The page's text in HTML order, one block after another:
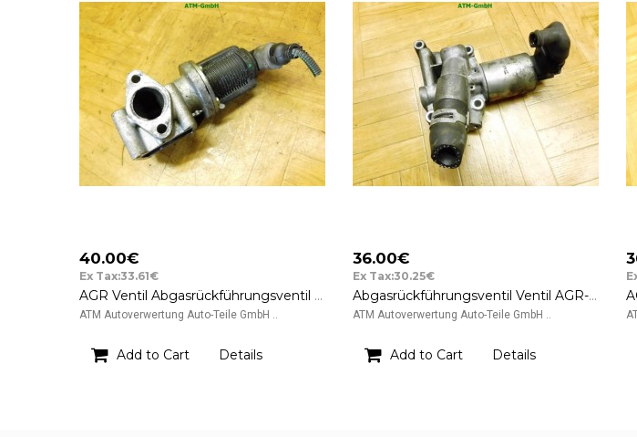
40.00€
Ex Tax:33.61€
AGR Ventil Abgasrückführungsventil Fiat Croma Pierburg 55215031 5.00240.05
ATM Autoverwertung Auto-Teile GmbH ..
Add to Cart Details
36.00€
Ex Tax:30.25€
Abgasrückführungsventil Ventil AGR-Ventil Opel Agila Pierburg GM 02T177 9157671
ATM Autoverwertung Auto-Teile GmbH ..
Add to Cart Details